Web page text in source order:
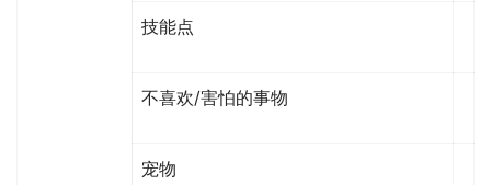
技能点
不喜欢/害怕的事物
宠物